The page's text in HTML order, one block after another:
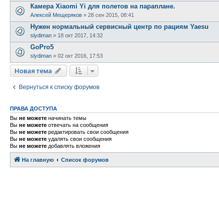
Камера Xiaomi Yi для полетов на параплане.
Алексей Мещеряков » 28 сен 2015, 08:41
Нужен нормальный сервисный центр по рациям Yaesu
slydiman » 18 окт 2017, 14:32
GoPro5
slydiman » 02 окт 2016, 17:53
Новая тема
Новаятема
Вернуться к списку форумов
ПРАВА ДОСТУПА
Вы не можете начинать темы
Вы не можете отвечать на сообщения
Вы не можете редактировать свои сообщения
Вы не можете удалять свои сообщения
Вы не можете добавлять вложения
На главную Список форумов
Связаться с